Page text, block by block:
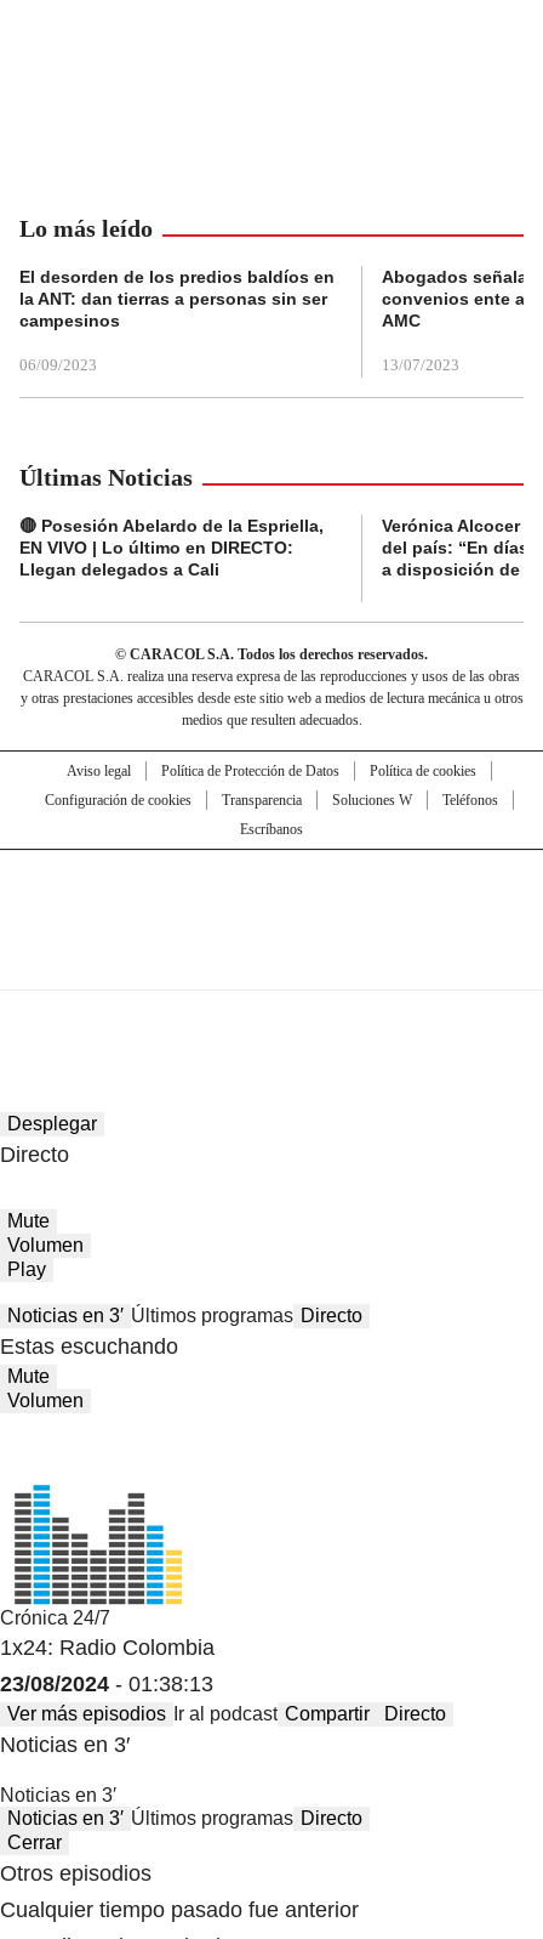
Lo más leído
El desorden de los predios baldíos en
la ANT: dan tierras a personas sin ser
campesinos
06/09/2023
Abogados
convenios ente
AMC
13/07/2023
Últimas Noticias
🔴 Posesión Abelardo de la Espriella,
EN VIVO | Lo último en DIRECTO:
Llegan delegados a Cali
Verónica Alcocer
del país: “En días
a disposición de
© CARACOL S.A. Todos los derechos reservados.
CARACOL S.A. realiza una reserva expresa de las reproducciones y usos de las obras
y otras prestaciones accesibles desde este sitio web a medios de lectura mecánica u otros
medios que resulten adecuados.
Aviso legal Política de Protección de Datos
Política de cookies
Configuración de cookies
Transparencia Soluciones W
Teléfonos
Escríbanos
Desplegar
Directo
Mute
Volumen
Play
Noticias en 3′ Últimos programas Directo
Estas escuchando
Mute
Volumen
Crónica 24/7
1x24: Radio Colombia
23/08/2024 - 01:38:13
Ver más episodios Ir al podcast Compartir Directo
Noticias en 3′
Noticias en 3′
Noticias en 3′ Últimos programas Directo
Cerrar
Otros episodios
Cualquier tiempo pasado fue anterior